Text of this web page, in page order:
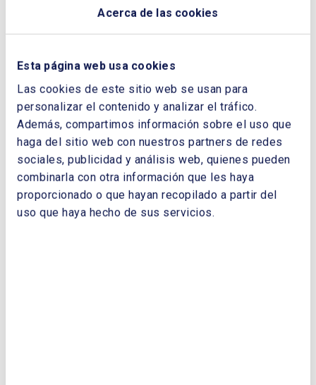
Acerca de las cookies
Esta página web usa cookies
Las cookies de este sitio web se usan para
personalizar el contenido y analizar el tráfico.
Además, compartimos información sobre el uso que
haga del sitio web con nuestros partners de redes
sociales, publicidad y análisis web, quienes pueden
combinarla con otra información que les haya
proporcionado o que hayan recopilado a partir del
uso que haya hecho de sus servicios.
Amores, Socio de Monitor Deloitte
Energía y digitalización. ¿Estamos ante una
Durán, Endesa
Demanda eléctrica y actividad: ¿Cambio de
paradigma?. Félix Martínez Casares. Técnico del
Departamento de Acceso a la Información del
Sistema Eléctrico de Red Eléctrica
de España. Luis Villafruela, Director de
Regulación de Red Eléctrica de España. Ana Abril,
Jefa del Departamento de Acceso a la Información
del Sistema Eléctrico de Red Eléctrica de
España.